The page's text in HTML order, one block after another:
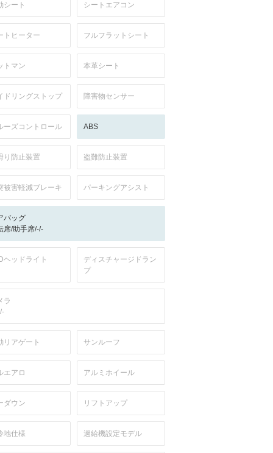
シート シートエアコン
トヒーター フルフラットシート
トマン 本革シート
ドリングストップ 障害物センサー
ーズコントロール ABS
り防止装置 盗難防止装置
被害軽減ブレーキ パーキングアシスト
バッグ
席/助手席/-/-
ヘッドライト
ディスチャージドラン
プ
ラ
リアゲート サンルーフ
エアロ アルミホイール
ダウン リフトアップ
地仕様 過給機設定モデル